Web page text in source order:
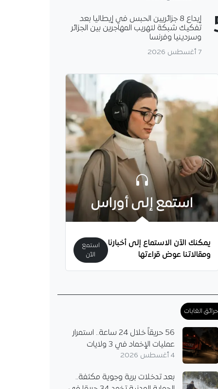
يُثير الشكوك حول
هل يُريد مغادرة
الجزائري أمين
على أسئلة تتعلق
مع مرسيليا، لكن لم
إيداع 8 جزائريين الحبس في إيطاليا بعد
تفكيك شبكة لتهريب المهاجرين بين الجزائر
وسردينيا وفرنسا
7 أغسطس 2026
استمع إلى أوراس
يمكنك الآن الاستماع إلى أخبارنا
ومقالاتنا عوض قراءتها
استمع
الآن
الغابات
56 حريقاً خلال 24 ساعة.. استمرار
عمليات الإخماد في 3 ولايات
4 أغسطس 2026
بعد تدخلات برية وجوية مكثفة..